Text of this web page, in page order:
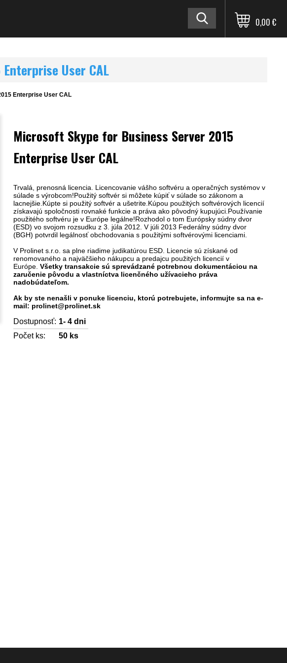
0,00 €
User CAL
Enterprise User CAL
Microsoft Skype for Business Server 2015
Enterprise User CAL
Trvalá, prenosná licencia. Licencovanie vášho softvéru a operačných systémov v
súlade s výrobcom!Použitý softvér si môžete kúpiť v súlade so zákonom a
lacnejšie.Kúpte si použitý softvér a ušetrite.Kúpou použitých softvérových licencií
získavajú spoločnosti rovnaké funkcie a práva ako pôvodný kupujúci.Používanie
použitého softvéru je v Európe legálne!Rozhodol o tom Európsky súdny dvor
(ESD) vo svojom rozsudku z 3. júla 2012. V júli 2013 Federálny súdny dvor
(BGH) potvrdil legálnosť obchodovania s použitými softvérovými licenciami.
V Prolinet s.r.o. sa plne riadime judikatúrou ESD. Licencie sú získané od
renomovaného a najväčšieho nákupcu a predajcu použitých licencií v
Európe.Všetky transakcie sú sprevádzané potrebnou dokumentáciou na
zaručenie pôvodu a vlastníctva licenčného užívacieho práva
nadobúdateľom.
Ak by ste nenašli v ponuke licenciu, ktorú potrebujete, informujte sa na e-
mail: prolinet@prolinet.sk
Dostupnosť: 1- 4 dni
Počet ks:
50 ks